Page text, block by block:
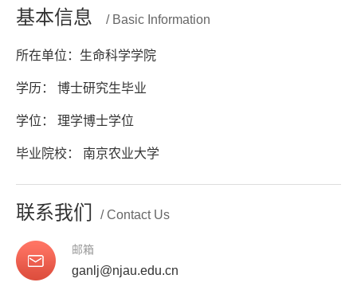
基本信息 / Basic Information
所在单位：生命科学学院
学历： 博士研究生毕业
学位： 理学博士学位
毕业院校： 南京农业大学
联系我们 / Contact Us
邮箱
ganlj@njau.edu.cn